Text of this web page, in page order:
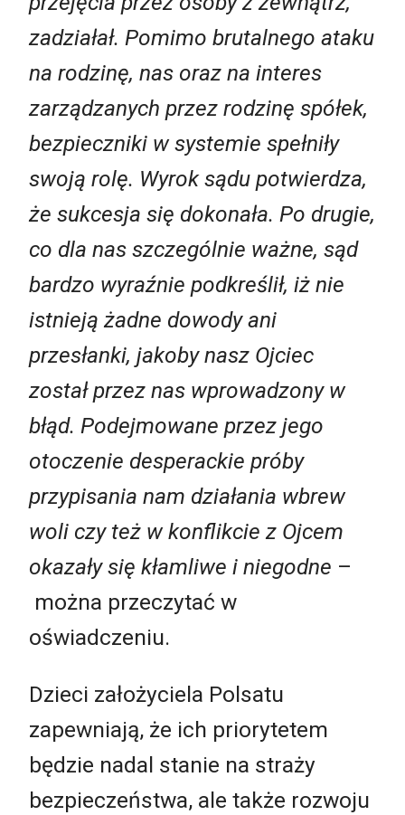
zadziałał. Pomimo brutalnego ataku
na rodzinę, nas oraz na interes
zarządzanych przez rodzinę spółek,
bezpieczniki w systemie spełniły
swoją rolę. Wyrok sądu potwierdza,
że sukcesja się dokonała. Po drugie,
co dla nas szczególnie ważne, sąd
bardzo wyraźnie podkreślił, iż nie
istnieją żadne dowody ani
przesłanki, jakoby nasz Ojciec
został przez nas wprowadzony w
błąd. Podejmowane przez jego
otoczenie desperackie próby
przypisania nam działania wbrew
woli czy też w konflikcie z Ojcem
okazały się kłamliwe i niegodne –
można przeczytać w
oświadczeniu.
Dzieci założyciela Polsatu
zapewniają, że ich priorytetem
będzie nadal stanie na straży
bezpieczeństwa, ale także rozwoju